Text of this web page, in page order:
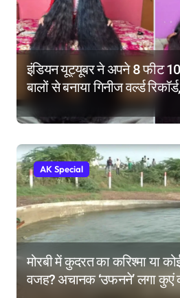
इंडियन यूट्यूबर ने अपने 8 फीट
बालों से बनाया गिनीज वर्ल्ड
किए हेयर केयर टिप्स
AK Special
मोरबी में कुदरत का करिश्मा या
वजह? अचानक ‘उफनने’ लगा कुएं